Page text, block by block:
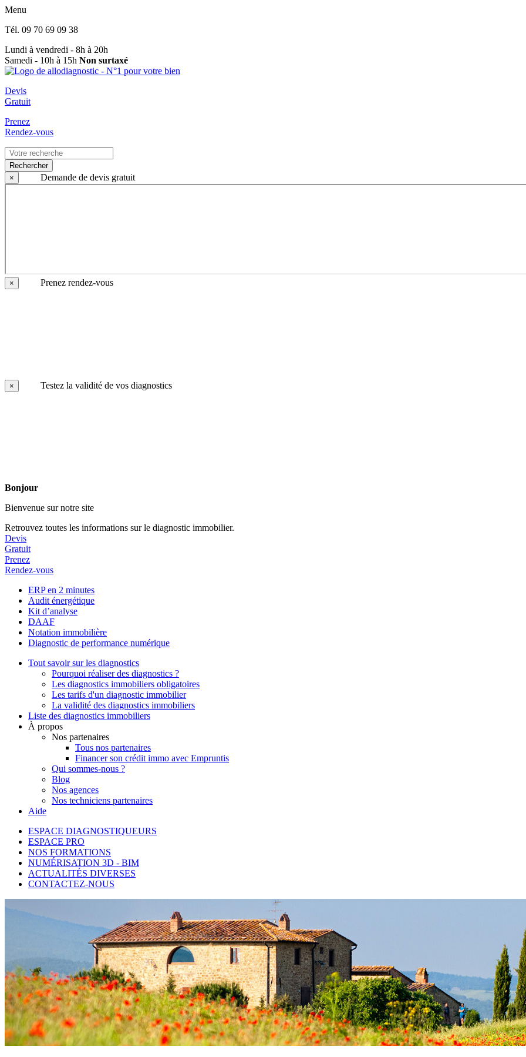
Menu
Tél. 09 70 69 09 38
Lundi à vendredi - 8h à 20h
Samedi - 10h à 15h Non surtaxé
Devis
Gratuit
Prenez
Rendez-vous
Rechercher
×
Demande de devis gratuit
× Prenez rendez-vous
× Testez la validité de vos diagnostics
Bonjour
Bienvenue sur notre site
Retrouvez toutes les informations sur le diagnostic immobilier.
Devis
Gratuit
Prenez
Rendez-vous
ERP en 2 minutes
Audit énergétique
Kit d’analyse
DAAF
Notation immobilière
Diagnostic de performance numérique
Tout savoir sur les diagnostics
Pourquoi réaliser des diagnostics ?
Les diagnostics immobiliers obligatoires
Les tarifs d'un diagnostic immobilier
La validité des diagnostics immobiliers
Liste des diagnostics immobiliers
À propos
Nos partenaires
Tous nos partenaires
Financer son crédit immo avec Empruntis
Qui sommes-nous ?
Blog
Nos agences
Nos techniciens partenaires
Aide
ESPACE DIAGNOSTIQUEURS
ESPACE PRO
NOS FORMATIONS
NUMÉRISATION 3D - BIM
ACTUALITÉS DIVERSES
CONTACTEZ-NOUS